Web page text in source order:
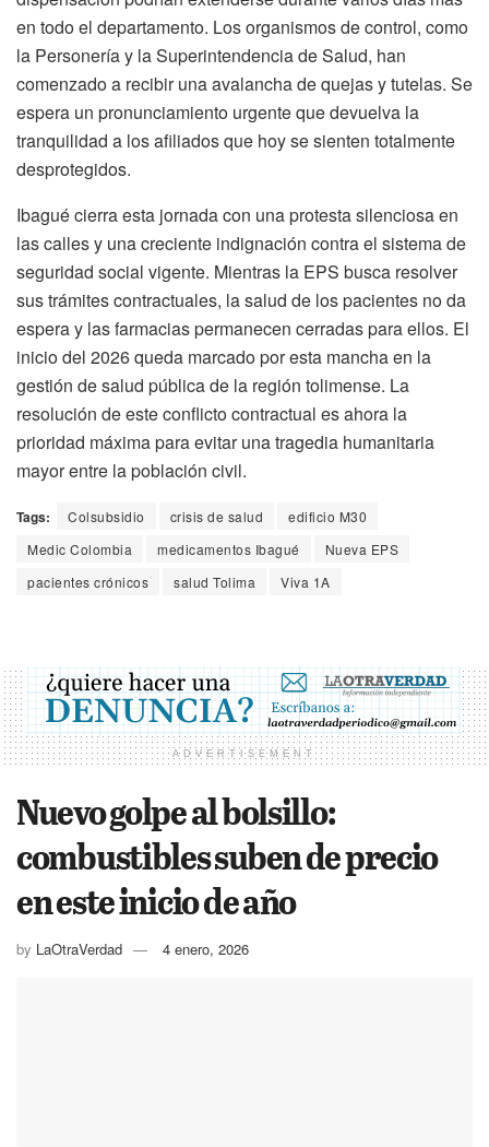
en todo el departamento. Los organismos de control, como
la Personería y la Superintendencia de Salud, han
comenzado a recibir una avalancha de quejas y tutelas. Se
espera un pronunciamiento urgente que devuelva la
tranquilidad a los afiliados que hoy se sienten totalmente
desprotegidos.
Ibagué cierra esta jornada con una protesta silenciosa en
las calles y una creciente indignación contra el sistema de
seguridad social vigente. Mientras la EPS busca resolver
sus trámites contractuales, la salud de los pacientes no da
espera y las farmacias permanecen cerradas para ellos. El
inicio del 2026 queda marcado por esta mancha en la
gestión de salud pública de la región tolimense. La
resolución de este conflicto contractual es ahora la
prioridad máxima para evitar una tragedia humanitaria
mayor entre la población civil.
Tags: Colsubsidio crisis de salud
edificio M30
Medic Colombia
medicamentos Ibagué
Nueva EPS
pacientes crónicos
salud Tolima Viva 1A
ADVERTISEMENT
Nuevo golpe al bolsillo:
combustibles suben de precio
en este inicio de año
by LaOtraVerdad 4 enero, 2026